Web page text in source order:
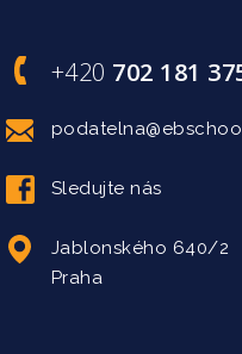
+420 702 181
Sledujte nás
Jablonského 640/2
Praha